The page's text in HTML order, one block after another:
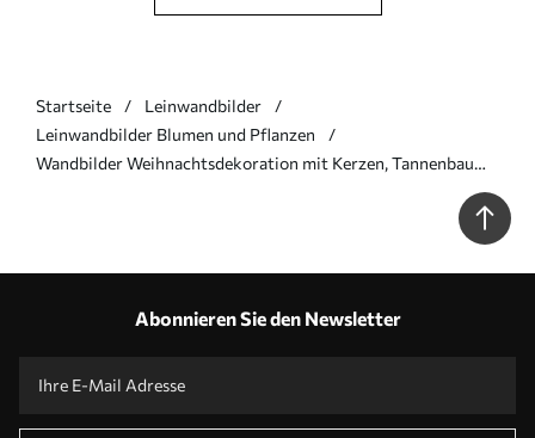
Startseite
Leinwandbilder
Leinwandbilder Blumen und Pflanzen
Wandbilder Weihnachtsdekoration mit Kerzen, Tannenbaum,
Abonnieren Sie den Newsletter